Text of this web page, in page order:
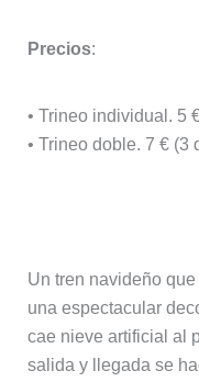
Precios:
• Trineo individual. 5
• Trineo doble. 7 € (3
Un tren navideño
una espectacular
cae nieve artificial al
salida y llegada se